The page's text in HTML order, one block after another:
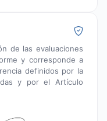
de las evaluaciones
y corresponde a
definidos por la
y por el Artículo